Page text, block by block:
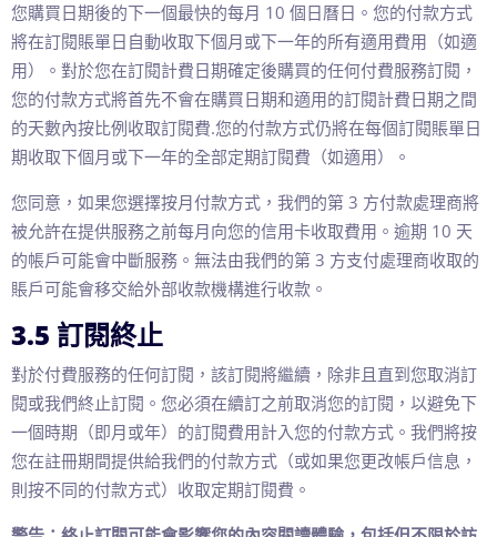
您購買日期後的下一個最快的每月 10 個日曆日。您的付款方式
將在訂閱賬單日自動收取下個月或下一年的所有適用費用（如適
用）。對於您在訂閱計費日期確定後購買的任何付費服務訂閱，
您的付款方式將首先不會在購買日期和適用的訂閱計費日期之間
的天數內按比例收取訂閱費.您的付款方式仍將在每個訂閱賬單日
期收取下個月或下一年的全部定期訂閱費（如適用）。
您同意，如果您選擇按月付款方式，我們的第 3 方付款處理商將
被允許在提供服務之前每月向您的信用卡收取費用。逾期 10 天
的帳戶可能會中斷服務。無法由我們的第 3 方支付處理商收取的
賬戶可能會移交給外部收款機構進行收款。
3.5 訂閱終止
對於付費服務的任何訂閱，該訂閱將繼續，除非且直到您取消訂
閱或我們終止訂閱。您必須在續訂之前取消您的訂閱，以避免下
一個時期（即月或年）的訂閱費用計入您的付款方式。我們將按
您在註冊期間提供給我們的付款方式（或如果您更改帳戶信息，
則按不同的付款方式）收取定期訂閱費。